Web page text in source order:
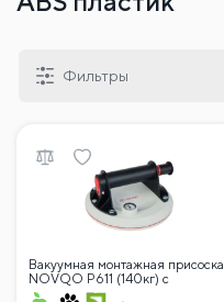
Фильтры
Вакуумная монтажная присоска
NOVQO P611 (140кг) с
манометром